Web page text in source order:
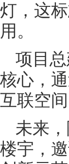
灯，这
用。
项目
核心，
互联空
未来
楼宇，